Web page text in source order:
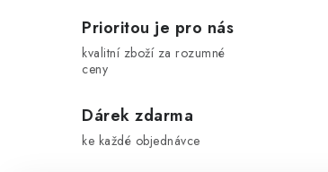
Prioritou je pro nás
kvalitní zboží za rozumné
ceny
Dárek zdarma
ke každé objednávce